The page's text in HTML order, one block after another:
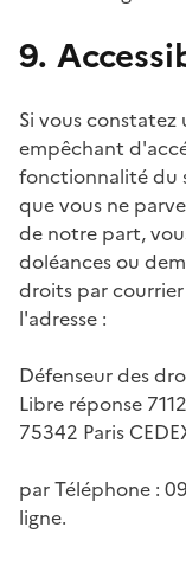
9.
Si vous
empêchant
fonctionnalité du
que vous ne
de notre part,
doléances ou
droits par
l'adresse :
Défenseur des
Libre réponse
75342 Paris
par Téléphone :
ligne.